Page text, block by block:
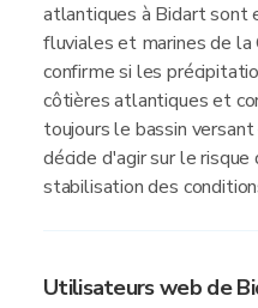
atlantiques à Bidart sont
fluviales et marines de la
confirme si les
côtières atlantiques et
toujours le bassin
décide d'agir sur le
stabilisation des
Utilisateurs web de